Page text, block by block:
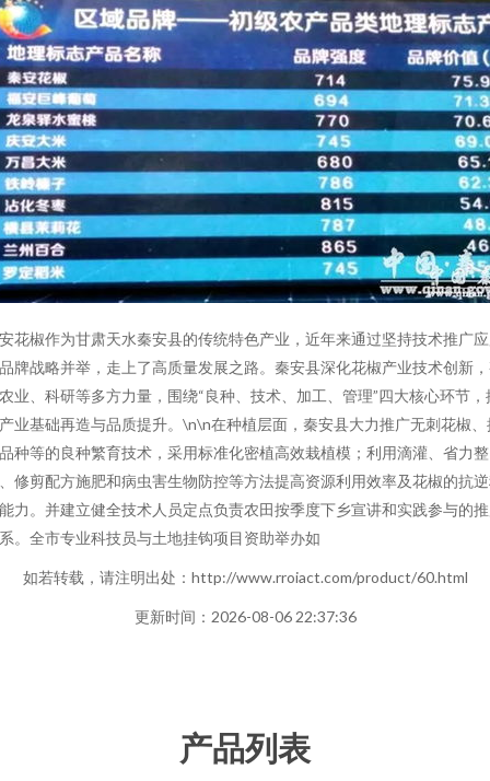
花椒作为甘肃天水秦安县的传统特色产业，近年来通过坚持技术推广
牌战略并举，走上了高质量发展之路。秦安县深化花椒产业技术创新
业、科研等多方力量，围绕“良种、技术、加工、管理”四大核心环节，
业基础再造与品质提升。\n\n在种植层面，秦安县大力推广无刺花椒、
种等的良种繁育技术，采用标准化密植高效栽植模；利用滴灌、省力整
修剪配方施肥和病虫害生物防控等方法提高资源利用效率及花椒的抗
力。并建立健全技术人员定点负责农田按季度下乡宣讲和实践参与的
。全市专业科技员与土地挂钩项目资助举办如
如若转载，请注明出处：http://www.rroiact.com/product/60.html
更新时间：2026-08-06 22:37:36
产品列表